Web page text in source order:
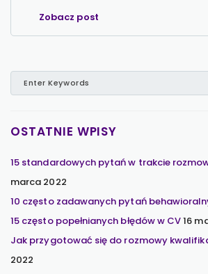
Zobacz post
OSTATNIE WPISY
15 standardowych pytań w trakcie
marca 2022
10 często zadawanych pytań
15 często popełnianych błędów w CV16
Jak przygotować się do rozmowy
2022